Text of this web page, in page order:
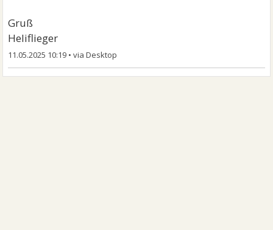
Gruß
Heliflieger
11.05.2025 10:19 •